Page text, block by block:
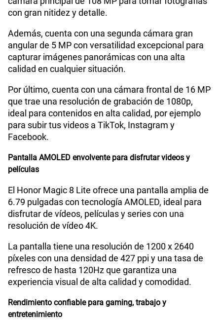
Radio FM
Capacidad Memoria Externa
Capacidad Memoria Interna 512 GB
Capacidad Memoria RAM 8GB + HONOR RAM Turbo 8GB
GPS
Reconocimiento Facial
Lector de Huella
Dimensión 161.9mm x 76.1mm x 7.76mm
con gran nitidez y detalle.
Además, cuenta con una segunda cámara gran
angular de 5 MP con versatilidad excepcional para
capturar imágenes panorámicas con una alta
calidad en cualquier situación.
Por último, cuenta con una cámara frontal de 16 MP
que trae una resolución de grabación de 1080p,
ideal para contenidos en alta calidad, por ejemplo
para subir tus videos a TikTok, Instagram y
Facebook.
Pantalla AMOLED envolvente para disfrutar videos y
películas
El Honor Magic 8 Lite ofrece una pantalla amplia de
6.79 pulgadas con tecnología AMOLED, ideal para
disfrutar de vídeos, películas y series con una
resolución de vídeo 4K.
La pantalla tiene una resolución de 1200 x 2640
píxeles con una densidad de 427 ppi y una tasa de
refresco de hasta 120Hz que garantiza una
experiencia visual de alta calidad y comodidad.
Rendimiento confiable para gaming, trabajo y
entretenimiento